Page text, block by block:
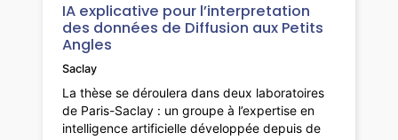
IA explicative pour l’interpretation
des données de Diffusion aux Petits
Angles
Saclay
La thèse se déroulera dans deux laboratoires
de Paris-Saclay : un groupe à l’expertise en
intelligence artificielle développée depuis de